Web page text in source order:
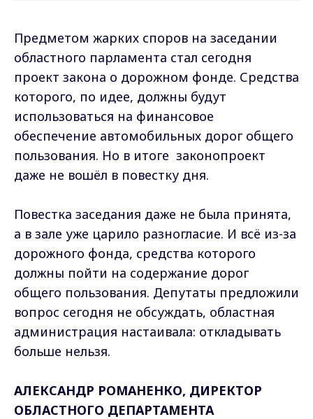
Предметом жарких споров на заседании
областного парламента стал сегодня
проект закона о дорожном фонде. Средства
которого, по идее, должны будут
использоваться на финансовое
обеспечение автомобильных дорог общего
пользования. Но в итоге законопроект
даже не вошёл в повестку дня.
Повестка заседания даже не была принята,
а в зале уже царило разногласие. И всё из-за
дорожного фонда, средства которого
должны пойти на содержание дорог
общего пользования. Депутаты предложили
вопрос сегодня не обсуждать, областная
администрация настаивала: откладывать
больше нельзя.
АЛЕКСАНДР РОМАНЕНКО, ДИРЕКТОР
ОБЛАСТНОГО ДЕПАРТАМЕНТА